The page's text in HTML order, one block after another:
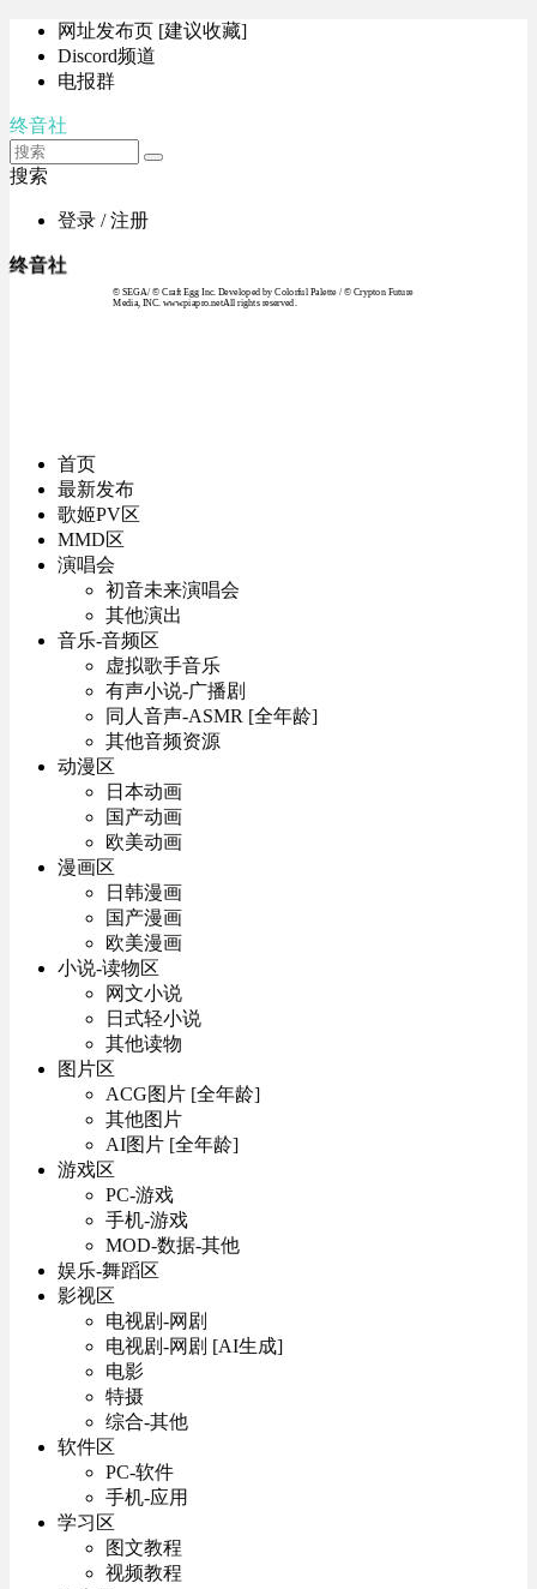
网址发布页 [建议收藏]
Discord频道
电报群
终音社
搜索
登录 / 注册
终音社
© SEGA / © Craft Egg Inc. Developed by Colorful Palette / © Crypton Future
Media, INC. www.piapro.netAll rights reserved.
首页
最新发布
歌姬PV区
MMD区
演唱会
初音未来演唱会
其他演出
音乐-音频区
虚拟歌手音乐
有声小说-广播剧
同人音声-ASMR [全年龄]
其他音频资源
动漫区
日本动画
国产动画
欧美动画
漫画区
日韩漫画
国产漫画
欧美漫画
小说-读物区
网文小说
日式轻小说
其他读物
图片区
ACG图片 [全年龄]
其他图片
AI图片 [全年龄]
游戏区
PC-游戏
手机-游戏
MOD-数据-其他
娱乐-舞蹈区
影视区
电视剧-网剧
电视剧-网剧 [AI生成]
电影
特摄
综合-其他
软件区
PC-软件
手机-应用
学习区
图文教程
视频教程